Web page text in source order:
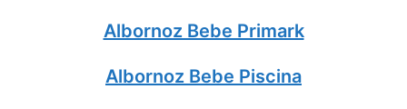
Albornoz Bebe Primark
Albornoz Bebe Piscina